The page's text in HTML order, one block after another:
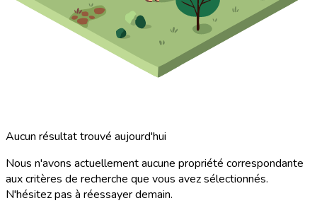
Aucun résultat trouvé aujourd'hui
Nous n'avons actuellement aucune propriété correspondante
aux critères de recherche que vous avez sélectionnés.
N'hésitez pas à réessayer demain.